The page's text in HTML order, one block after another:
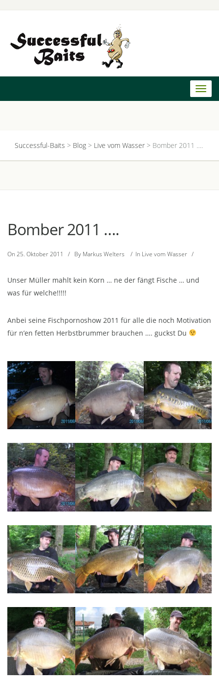
Successful-Baits > Blog > Live vom Wasser > Bomber 2011 ….
Bomber 2011 ….
On 25. Oktober 2011 / By Markus Welters / In Live vom Wasser /
Unser Müller mahlt kein Korn … ne der fängt Fische … und
was für welche!!!!!
Anbei seine Fischpornoshow 2011 für alle die noch Motivation
für n’en fetten Herbstbrummer brauchen …. guckst Du